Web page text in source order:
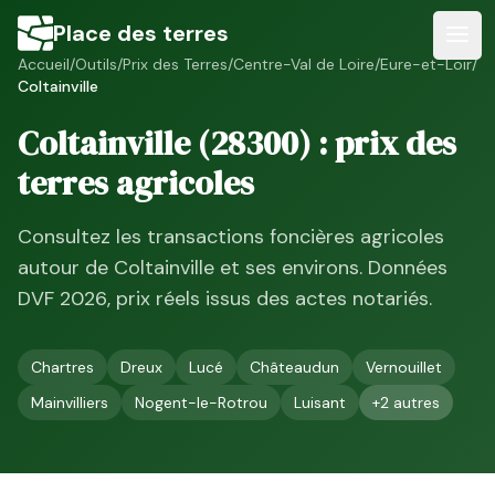
Place des terres
Accueil/Outils/Prix des Terres/Centre-Val de Loire/Eure-et-Loir/
Coltainville
Coltainville(28300) : prix des
terres agricoles
Consultez les transactions foncières agricoles
autour de Coltainville et ses environs. Données
DVF 2026, prix réels issus des actes notariés.
Chartres Dreux Lucé Châteaudun
Vernouillet
Mainvilliers
Nogent-le-Rotrou Luisant +2 autres